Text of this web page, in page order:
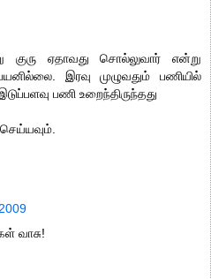
குரு ஏதாவது சொல்லுவார் என்று
இரவு முழுவதும் பணியில்
பணி உறைந்திருந்தது
வாசு!